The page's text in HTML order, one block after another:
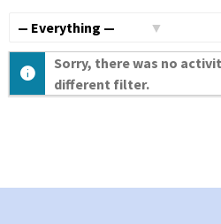
Member
Activities
Sorry, there was no
different filter.